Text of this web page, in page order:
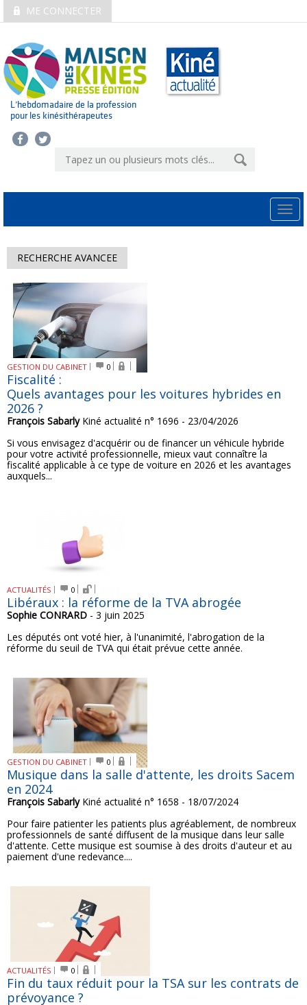
ME CONNECTER
L’hebdomadaire de la profession
pour les kinésithérapeutes
RECHERCHE AVANCEE
GESTION DU CABINET 0
Fiscalité :
Quels avantages pour les voitures hybrides en
2026 ?
François SabarlyKiné actualité n° 1696 - 23/04/2026
Si vous envisagez d'acquérir ou de financer un véhicule hybride
pour votre activité professionnelle, mieux vaut connaître la
fiscalité applicable à ce type de voiture en 2026 et les avantages
auxquels...
ACTUALITÉS 0
Libéraux : la réforme de la TVA abrogée
Sophie CONRARD - 3 juin 2025
Les députés ont voté hier, à l'unanimité, l'abrogation de la
réforme du seuil de TVA qui était prévue cette année.
GESTION DU CABINET 0
Musique dans la salle d'attente, les droits Sacem
en 2024
François SabarlyKiné actualité n° 1658 - 18/07/2024
Pour faire patienter les patients plus agréablement, de nombreux
professionnels de santé diffusent de la musique dans leur salle
d'attente. Cette musique est soumise à des droits d'auteur et au
paiement d'une redevance....
ACTUALITÉS 0
Fin du taux réduit pour la TSA sur les contrats de
prévoyance ?